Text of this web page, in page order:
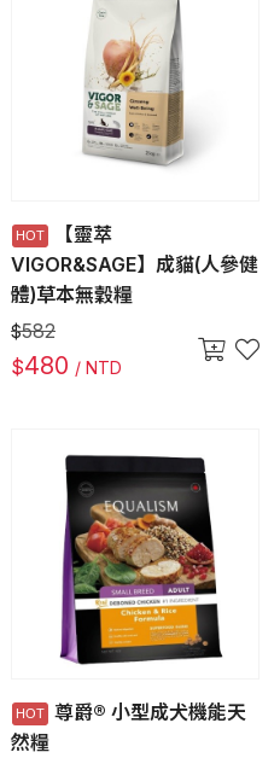
【靈萃
VIGOR&SAGE】成貓(人參健
體)草本無穀糧
$582
$480 / NTD
尊爵® 小型成犬機能天
然糧